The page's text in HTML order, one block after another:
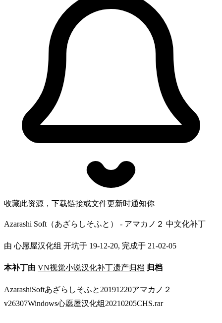
收藏此资源，下载链接或文件更新时通知你
Azarashi Soft（あざらしそふと） - アマカノ２ 中文化补丁
由 心愿屋汉化组 开坑于 19-12-20, 完成于 21-02-05
本补丁由 VN视觉小说汉化补丁遗产归档 归档
AzarashiSoftあざらしそふと20191220アマカノ２
v26307Windows心愿屋汉化组20210205CHS.rar